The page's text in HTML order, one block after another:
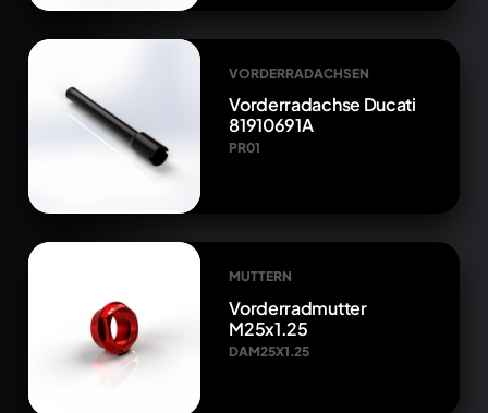
VORDERRADACHSEN
Vorderradachse Ducati
81910691A
PR01
MUTTERN
Vorderradmutter
M25x1.25
DAM25X1.25